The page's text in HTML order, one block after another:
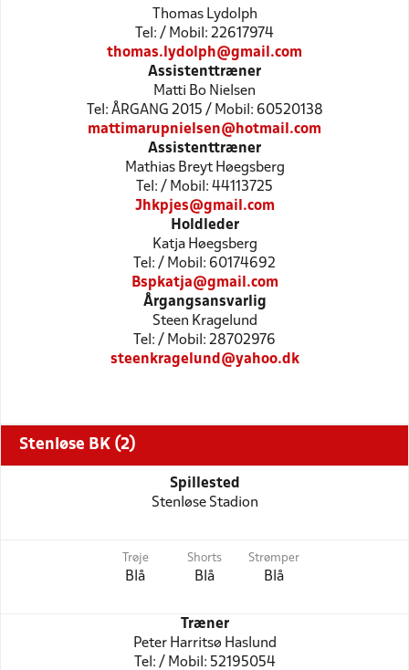
Thomas Lydolph
Tel: / Mobil: 22617974
thomas.lydolph@gmail.com
Assistenttræner
Matti Bo Nielsen
Tel: ÅRGANG 2015 / Mobil: 60520138
mattimarupnielsen@hotmail.com
Assistenttræner
Mathias Breyt Høegsberg
Tel: / Mobil: 44113725
Jhkpjes@gmail.com
Holdleder
Katja Høegsberg
Tel: / Mobil: 60174692
Bspkatja@gmail.com
Årgangsansvarlig
Steen Kragelund
Tel: / Mobil: 28702976
steenkragelund@yahoo.dk
Stenløse BK (2)
Spillested
Stenløse Stadion
Trøje
Blå
Shorts
Blå
Strømper
Blå
Træner
Peter Harritsø Haslund
Tel: / Mobil: 52195054